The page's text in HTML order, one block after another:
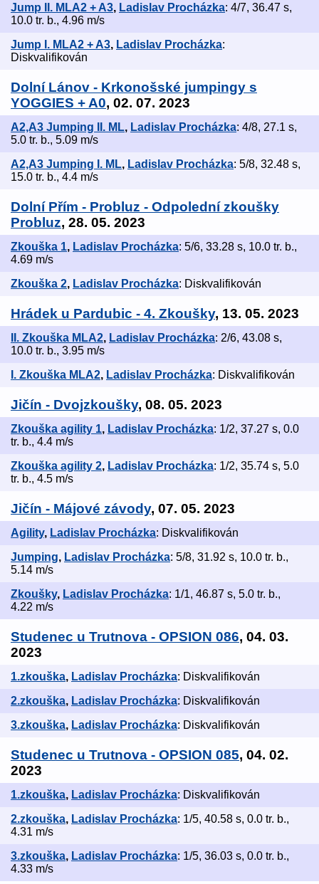
Jump II. MLA2 + A3, Ladislav Procházka: 4/7, 36.47 s,
10.0 tr. b., 4.96 m/s
Jump I. MLA2 + A3, Ladislav Procházka:
Diskvalifikován
Dolní Lánov - Krkonošské jumpingy s
YOGGIES + A0, 02. 07. 2023
A2,A3 Jumping II. ML, Ladislav Procházka: 4/8, 27.1 s,
5.0 tr. b., 5.09 m/s
A2,A3 Jumping I. ML, Ladislav Procházka: 5/8, 32.48 s,
15.0 tr. b., 4.4 m/s
Dolní Přím - Probluz - Odpolední zkoušky
Probluz, 28. 05. 2023
Zkouška 1, Ladislav Procházka: 5/6, 33.28 s, 10.0 tr. b.,
4.69 m/s
Zkouška 2, Ladislav Procházka: Diskvalifikován
Hrádek u Pardubic - 4. Zkoušky, 13. 05. 2023
II. Zkouška MLA2, Ladislav Procházka: 2/6, 43.08 s,
10.0 tr. b., 3.95 m/s
I. Zkouška MLA2, Ladislav Procházka: Diskvalifikován
Jičín - Dvojzkoušky, 08. 05. 2023
Zkouška agility 1, Ladislav Procházka: 1/2, 37.27 s, 0.0
tr. b., 4.4 m/s
Zkouška agility 2, Ladislav Procházka: 1/2, 35.74 s, 5.0
tr. b., 4.5 m/s
Jičín - Májové závody, 07. 05. 2023
Agility, Ladislav Procházka: Diskvalifikován
Jumping, Ladislav Procházka: 5/8, 31.92 s, 10.0 tr. b.,
5.14 m/s
Zkoušky, Ladislav Procházka: 1/1, 46.87 s, 5.0 tr. b.,
4.22 m/s
Studenec u Trutnova - OPSION 086, 04. 03.
2023
1.zkouška, Ladislav Procházka: Diskvalifikován
2.zkouška, Ladislav Procházka: Diskvalifikován
3.zkouška, Ladislav Procházka: Diskvalifikován
Studenec u Trutnova - OPSION 085, 04. 02.
2023
1.zkouška, Ladislav Procházka: Diskvalifikován
2.zkouška, Ladislav Procházka: 1/5, 40.58 s, 0.0 tr. b.,
4.31 m/s
3.zkouška, Ladislav Procházka: 1/5, 36.03 s, 0.0 tr. b.,
4.33 m/s